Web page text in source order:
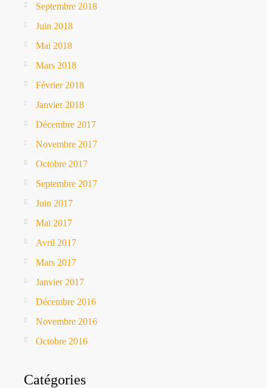
Septembre 2018
Juin 2018
Mai 2018
Mars 2018
Février 2018
Janvier 2018
Décembre 2017
Novembre 2017
Octobre 2017
Septembre 2017
Juin 2017
Mai 2017
Avril 2017
Mars 2017
Janvier 2017
Décembre 2016
Novembre 2016
Octobre 2016
Catégories